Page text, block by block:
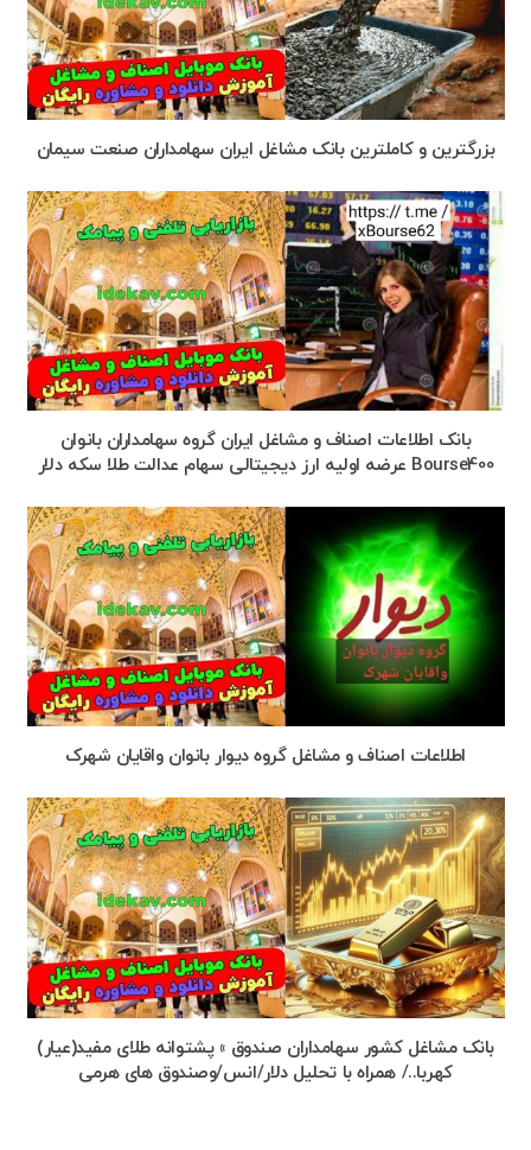
بزرگترین و کاملترین بانک مشاغل ایران سهامداران صنعت سیمان
بانک اطلاعات اصناف و مشاغل ایران گروه سهامداران بانوان
Bourse400 عرضه اولیه ارز دیجیتالی سهام عدالت طلا سکه دلار
اطلاعات اصناف و مشاغل گروه دیوار بانوان واقایان شهرک
بانک مشاغل کشور سهامداران صندوق » پشتوانه طلای مفید(عیار)
کهربا../ همراه با تحلیل دلار/انس/وصندوق های هرمی